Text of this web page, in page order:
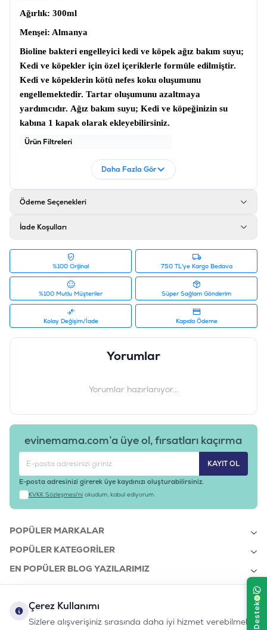
Ağırlık: 300ml
Menşei: Almanya
Bioline bakteri engelleyici kedi ve köpek ağız bakım suyu;
Kedi ve köpekler için özel içeriklerle formüle edilmiştir.
Kedi ve köpeklerin kötü nefes koku oluşumunu
engellemektedir. Tartar oluşumunu azaltmaya
yardımcıdır. Ağız bakım suyu; Kedi ve köpeğinizin su
kabına 1 kapak olarak ekleyebilirsiniz.
Ürün Filtreleri
Tedarikçi Ürün Kodu
: 681-2141
Daha Fazla Gör
Ödeme Seçenekleri
İade Koşulları
%100 Orijinal 750 TL'ye Kargo Bedava
%100 Mutlu Müşteriler Süper Sağlam Gönderim
Kolay Değişim/İade Kapıda Ödeme
Yorumlar
Yorumlar hazırlanıyor...
evinemama.com’a üye ol, fırsatları kaçırma
KAYIT OL
E-posta adresinizi girerek üye kaydınızı oluşturabilirsiniz.
KVKK Sözleşmesi'ni okudum, kabul ediyorum.
POPÜLER MARKALAR
POPÜLER KATEGORILER
EN POPÜLER BLOG YAZILARIMIZ
KURUMSAL
Çerez Kullanımı
Sizlere alışverişiniz sırasında daha iyi hizmet verebilmek